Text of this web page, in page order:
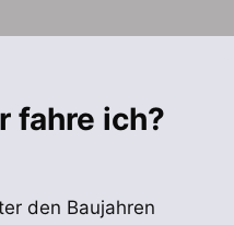
fahre ich?
den Baujahren